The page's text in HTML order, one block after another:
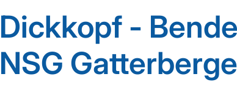
sind
hier:
Dickkopf -
NSG Gatterberge